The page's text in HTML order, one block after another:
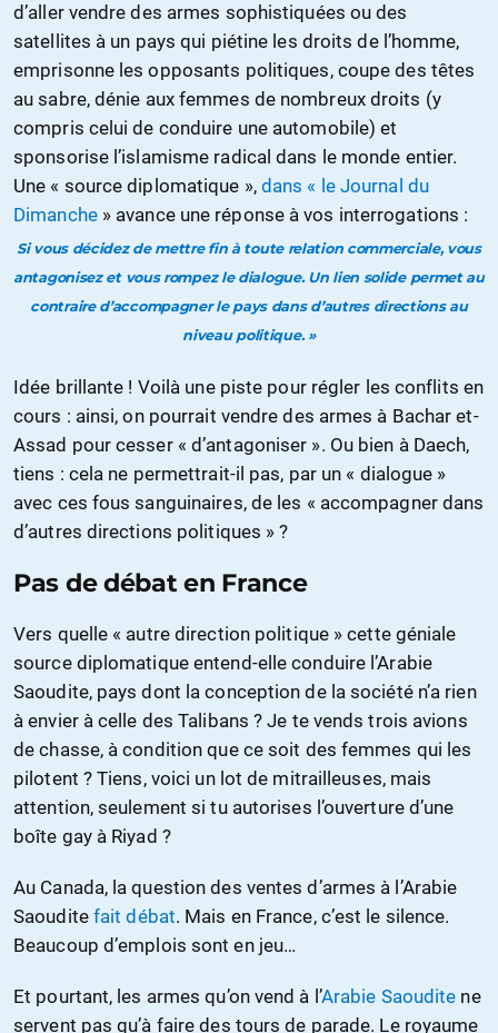
d’aller vendre des armes sophistiquées ou des
satellites à un pays qui piétine les droits de l’homme,
emprisonne les opposants politiques, coupe des têtes
au sabre, dénie aux femmes de nombreux droits (y
compris celui de conduire une automobile) et
sponsorise l’islamisme radical dans le monde entier.
Une « source diplomatique », dans « le Journal du
Dimanche» avance une réponse à vos interrogations :
Si vous décidez de mettre fin à toute relation commerciale, vous
antagonisez et vous rompez le dialogue. Un lien solide permet au
contraire d’accompagner le pays dans d’autres directions au
niveau politique. »
Idée brillante ! Voilà une piste pour régler les conflits en
cours : ainsi, on pourrait vendre des armes à Bachar et-
Assad pour cesser « d’antagoniser ». Ou bien à Daech,
tiens : cela ne permettrait-il pas, par un « dialogue »
avec ces fous sanguinaires, de les « accompagner dans
d’autres directions politiques » ?
Pas de débat en France
Vers quelle « autre direction politique » cette géniale
source diplomatique entend-elle conduire l’Arabie
Saoudite, pays dont la conception de la société n’a rien
à envier à celle des Talibans ? Je te vends trois avions
de chasse, à condition que ce soit des femmes qui les
pilotent ? Tiens, voici un lot de mitrailleuses, mais
attention, seulement si tu autorises l’ouverture d’une
boîte gay à Riyad ?
Au Canada, la question des ventes d’armes à l’Arabie
Saoudite fait débat. Mais en France, c’est le silence.
Beaucoup d’emplois sont en jeu…
Et pourtant, les armes qu’on vend à l’Arabie Saoudite ne
servent pas qu’à faire des tours de parade. Le royaume